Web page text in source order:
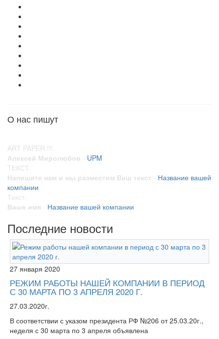
О нас пишут
ART PAPER !!!.
Алексей Миролюбов - UPM
ТЕКСТ.
Напишите нам и мы разместим Ваш текст - Название вашей
компании
Текст.
Ваше имя - Название вашей компании
Последние новости
27 января 2020
РЕЖИМ РАБОТЫ НАШЕЙ КОМПАНИИ В ПЕРИОД
С 30 МАРТА ПО 3 АПРЕЛЯ 2020 Г.
27.03.2020г.
В соответствии с указом президента РФ №206 от 25.03.20г.,
неделя с 30 марта по 3 апреля объявлена